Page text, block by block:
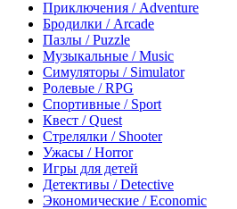
Приключения / Adventure
Бродилки / Arcade
Пазлы / Puzzle
Музыкальные / Music
Симуляторы / Simulator
Ролевые / RPG
Спортивные / Sport
Квест / Quest
Стрелялки / Shooter
Ужасы / Horror
Игры для детей
Детективы / Detective
Экономические / Economic